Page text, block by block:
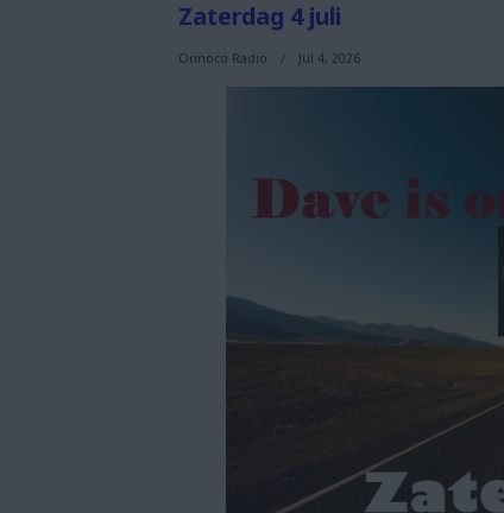
Zaterdag 4 juli
Orinoco Radio Jul 4, 2026